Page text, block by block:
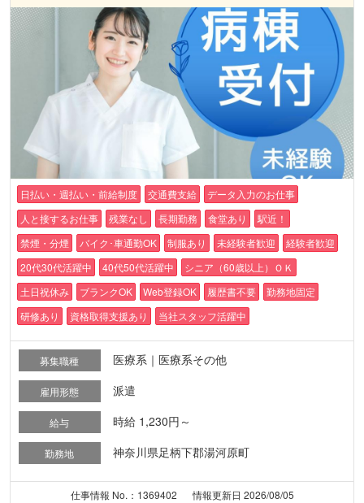
日払い・週払い・前給制度 交通費支給
データ入力のお仕事
人と接するお仕事
残業なし 長期勤務 食堂あり
駅近！
禁煙・分煙
バイク･車通勤OK 制服あり 未経験者歓迎
経験者歓迎
20代30代活躍中
40代50代活躍中
シニア（60歳以上）ＯＫ
土日祝休み
ブランクOK Web登録OK 履歴書不要
勤務地固定
研修あり
資格取得支援あり 当社スタッフ活躍中
募集職種 医療系｜医療系その他
雇用形態 派遣
給与 時給 1,230円～
勤務地 神奈川県足柄下郡湯河原町
仕事情報 No.：1369402
情報更新日 2026/08/05